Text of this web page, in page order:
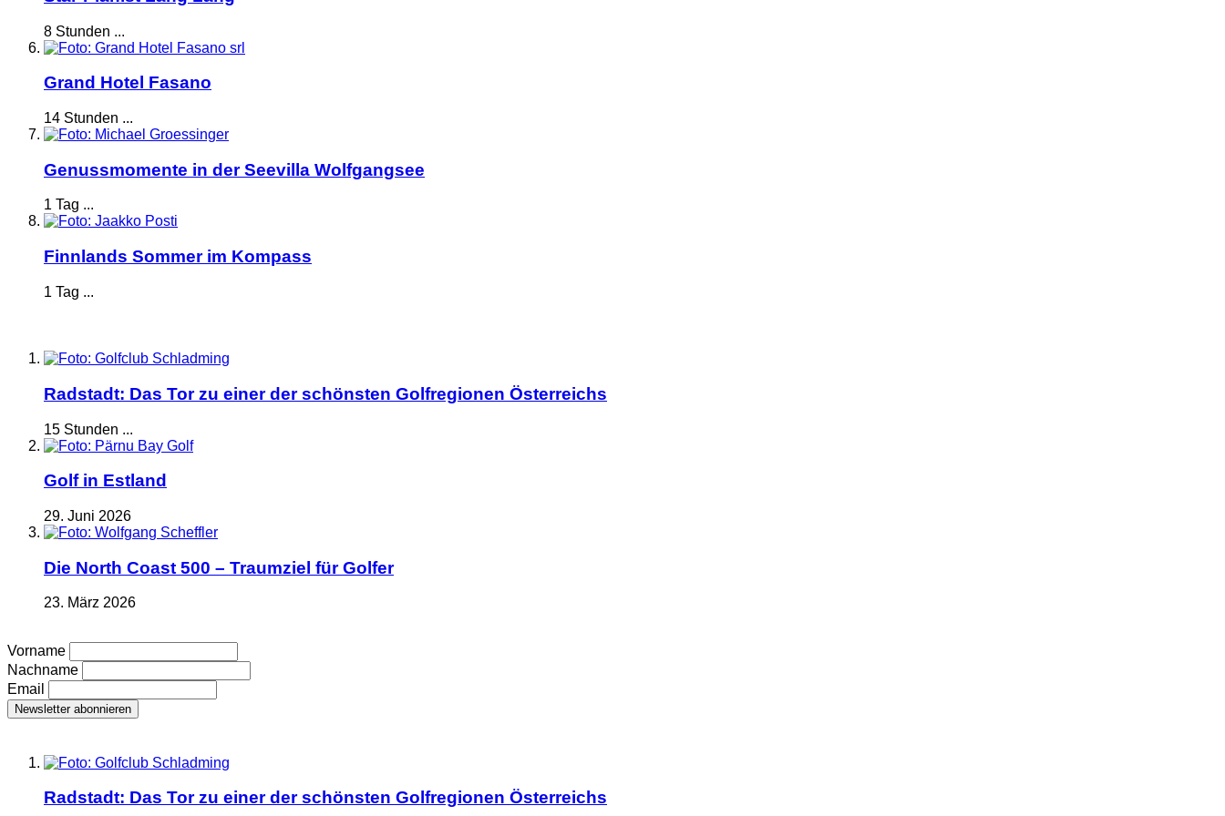
8 Stunden ...
Grand Hotel Fasano
14 Stunden ...
Genussmomente in der Seevilla Wolfgangsee
1 Tag ...
Finnlands Sommer im Kompass
1 Tag ...
Radstadt: Das Tor zu einer der schönsten Golfregionen Österreichs
15 Stunden ...
Golf in Estland
29. Juni 2026
Die North Coast 500 – Traumziel für Golfer
23. März 2026
Vorname
Nachname
Email
Radstadt: Das Tor zu einer der schönsten Golfregionen Österreichs